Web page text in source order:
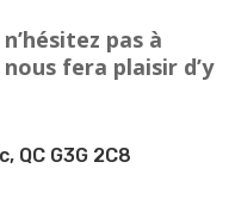
pas à
fera plaisir d’y
QC G3G 2C8